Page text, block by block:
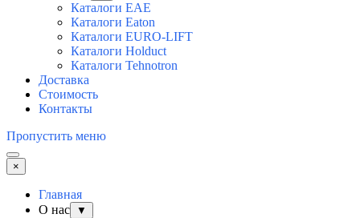
Каталоги EAE
Каталоги Eaton
Каталоги EURO-LIFT
Каталоги Holduct
Каталоги Tehnotron
Доставка
Стоимость
Контакты
Пропустить меню
×
Главная
О нас
▼